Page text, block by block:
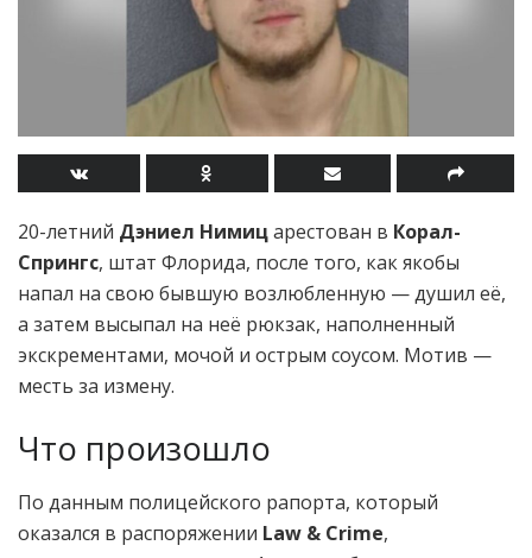
20-летний Дэниел Нимицарестован в Корал-
Спрингс, штат Флорида, после того, как якобы
напал на свою бывшую возлюбленную — душил её,
а затем высыпал на неё рюкзак, наполненный
экскрементами, мочой и острым соусом. Мотив —
месть за измену.
Что произошло
По данным полицейского рапорта, который
оказался в распоряжении Law & Crime,